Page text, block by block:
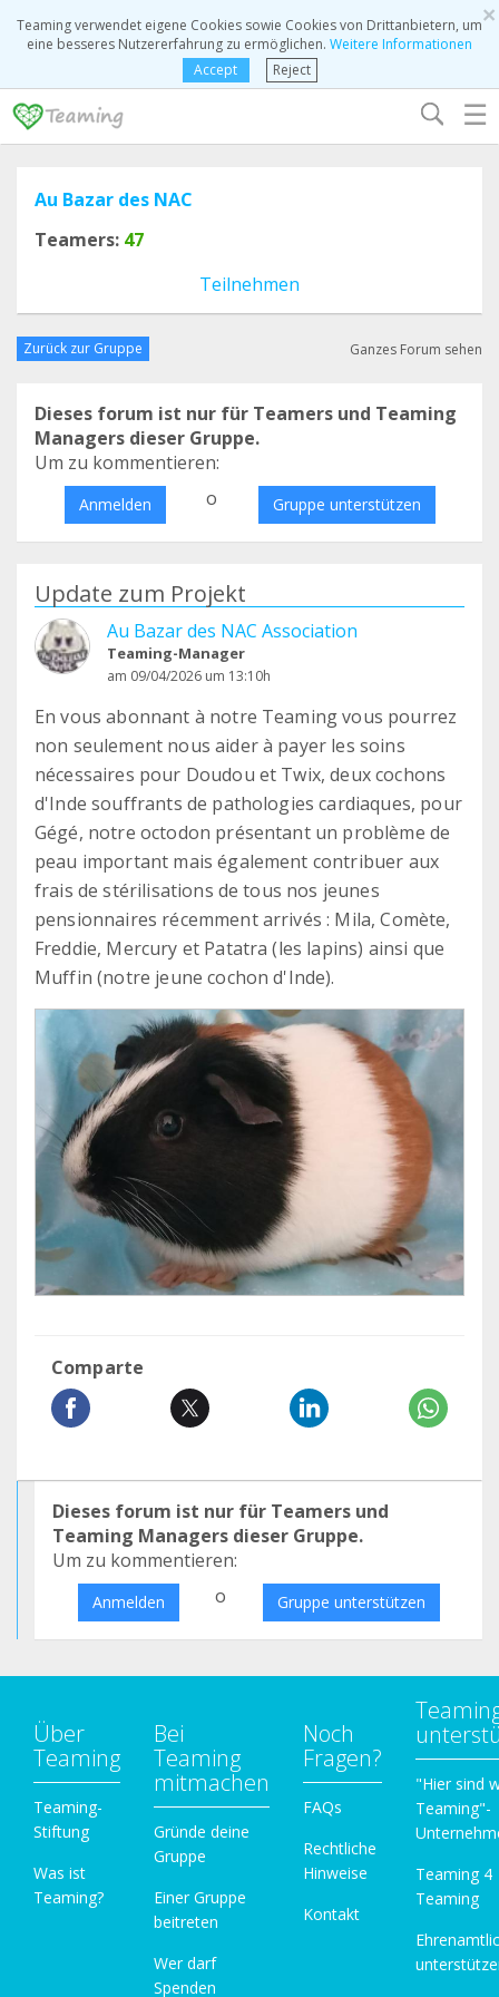
×
Teaming verwendet eigene Cookies sowie Cookies von Drittanbietern, um
eine besseres Nutzererfahrung zu ermöglichen. Weitere Informationen
Accept
Reject
☰
Au Bazar des NAC
Teamers: 47
Teilnehmen
Zurück zur Gruppe Ganzes Forum sehen
Dieses forum ist nur für Teamers und Teaming
Managers dieser Gruppe.
Um zu kommentieren:
Anmelden o Gruppe unterstützen
Update zum Projekt
Au Bazar des NAC Association
Teaming-Manager
am 09/04/2026 um 13:10h
En vous abonnant à notre Teaming vous pourrez
non seulement nous aider à payer les soins
nécessaires pour Doudou et Twix, deux cochons
d'Inde souffrants de pathologies cardiaques, pour
Gégé, notre octodon présentant un problème de
peau important mais également contribuer aux
frais de stérilisations de tous nos jeunes
pensionnaires récemment arrivés : Mila, Comète,
Freddie, Mercury et Patatra (les lapins) ainsi que
Muffin (notre jeune cochon d'Inde).
Comparte
Dieses forum ist nur für Teamers und
Teaming Managers dieser Gruppe.
Um zu kommentieren:
Anmelden o Gruppe unterstützen
Über
Teaming
Teaming-
Stiftung
Was ist
Teaming?
Bei
Teaming
mitmachen
Gründe deine
Gruppe
Einer Gruppe
beitreten
Wer darf
Spenden
Noch
Fragen?
FAQs
Rechtliche
Hinweise
Kontakt
"Hier sind
Teaming"-
Teaming 4
Teaming